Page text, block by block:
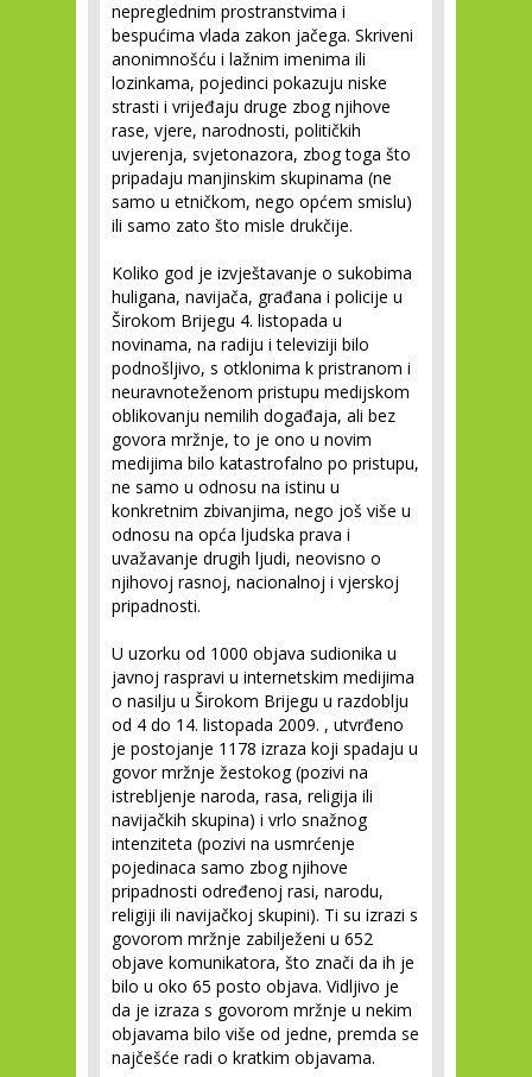
nepreglednim prostranstvima i
bespućima vlada zakon jačega. Skriveni
anonimnošću i lažnim imenima ili
lozinkama, pojedinci pokazuju niske
strasti i vrijeđaju druge zbog njihove
rase, vjere, narodnosti, političkih
uvjerenja, svjetonazora, zbog toga što
pripadaju manjinskim skupinama (ne
samo u etničkom, nego općem smislu)
ili samo zato što misle drukčije.
Koliko god je izvještavanje o sukobima
huligana, navijača, građana i policije u
Širokom Brijegu 4. listopada u
novinama, na radiju i televiziji bilo
podnošljivo, s otklonima k pristranom i
neuravnoteženom pristupu medijskom
oblikovanju nemilih događaja, ali bez
govora mržnje, to je ono u novim
medijima bilo katastrofalno po pristupu,
ne samo u odnosu na istinu u
konkretnim zbivanjima, nego još više u
odnosu na opća ljudska prava i
uvažavanje drugih ljudi, neovisno o
njihovoj rasnoj, nacionalnoj i vjerskoj
pripadnosti.
U uzorku od 1000 objava sudionika u
javnoj raspravi u internetskim medijima
o nasilju u Širokom Brijegu u razdoblju
od 4 do 14. listopada 2009. , utvrđeno
je postojanje 1178 izraza koji spadaju u
govor mržnje žestokog (pozivi na
istrebljenje naroda, rasa, religija ili
navijačkih skupina) i vrlo snažnog
intenziteta (pozivi na usmrćenje
pojedinaca samo zbog njihove
pripadnosti određenoj rasi, narodu,
religiji ili navijačkoj skupini). Ti su izrazi s
govorom mržnje zabilježeni u 652
objave komunikatora, što znači da ih je
bilo u oko 65 posto objava. Vidljivo je
da je izraza s govorom mržnje u nekim
objavama bilo više od jedne, premda se
najčešće radi o kratkim objavama.